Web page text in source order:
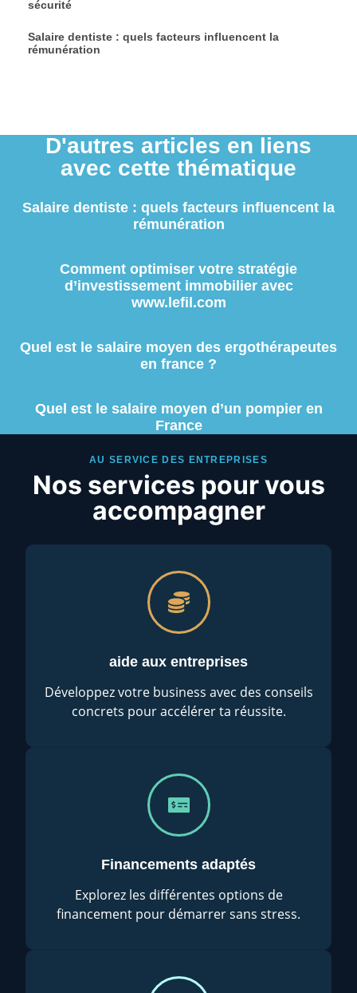
sécurité
Salaire dentiste : quels facteurs influencent la
rémunération
D'autres articles en liens
avec cette thématique
Salaire dentiste : quels facteurs influencent la
rémunération
Comment optimiser votre stratégie
d’investissement immobilier avec
www.lefil.com
Quel est le salaire moyen des ergothérapeutes
en france ?
Quel est le salaire moyen d’un pompier en
France
AU SERVICE DES ENTREPRISES
Nos services pour vous
accompagner
aide aux entreprises
Développez votre business avec des conseils
concrets pour accélérer ta réussite.
Financements adaptés
Explorez les différentes options de
financement pour démarrer sans stress.